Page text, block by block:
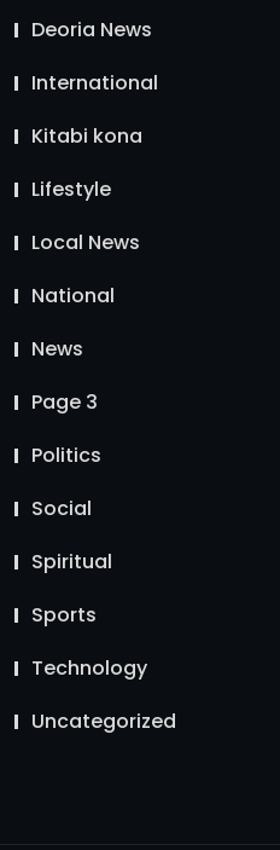
Deoria News
International
Kitabi kona
Lifestyle
Local News
National
News
Page 3
Politics
Social
Spiritual
Sports
Technology
Uncategorized